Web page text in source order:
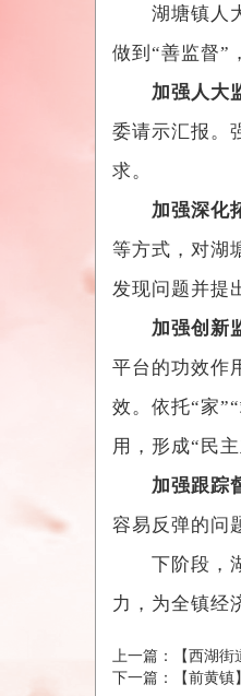
湖塘镇人大
做到“善监督”
加强人大
委请示汇报。
求。
加强深化
等方式，对湖
发现问题并提
加强创新
平台的功效作
效。依托“家
用，形成“民
加强跟踪
容易反弹的问
下阶段，湖
力，为全镇经
上一篇：
【西湖
下一篇：
【前黄